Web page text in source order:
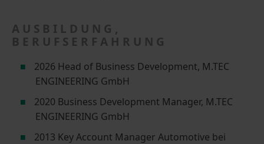
AUSBILDUNG,
BERUFSERFAHRUNG
2026 Head of Business Development, M.TEC
ENGINEERING GmbH
2020 Business Development Manager, M.TEC
ENGINEERING GmbH
2013 Key Account Manager Automotive bei